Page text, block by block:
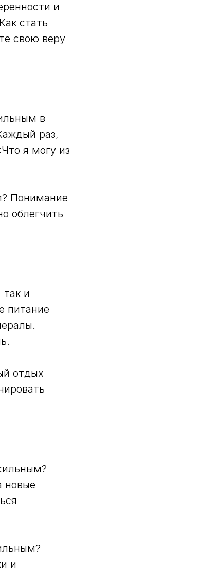
и
стать
свою веру
в
раз,
я могу из
Понимание
облегчить
и
питание
отдых
новые
и